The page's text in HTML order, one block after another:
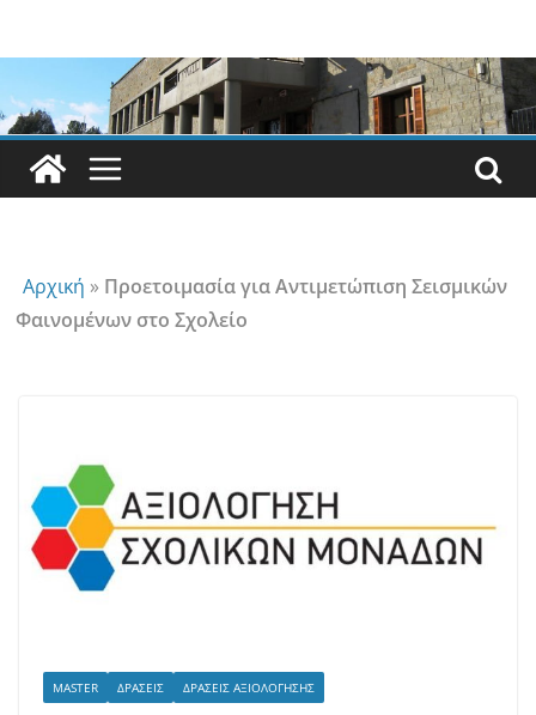
περιεχόμενο
Αρχική » Προετοιμασία για Αντιμετώπιση Σεισμικών
Φαινομένων στο Σχολείο
MASTER ΔΡΆΣΕΙΣ ΔΡΆΣΕΙΣ ΑΞΙΟΛΌΓΗΣΗΣ